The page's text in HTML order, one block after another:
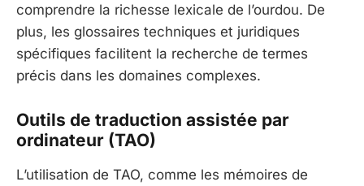
comprendre la richesse lexicale de l’ourdou. De
plus, les glossaires techniques et juridiques
spécifiques facilitent la recherche de termes
précis dans les domaines complexes.
Outils de traduction assistée par
ordinateur (TAO)
L’utilisation de TAO, comme les mémoires de